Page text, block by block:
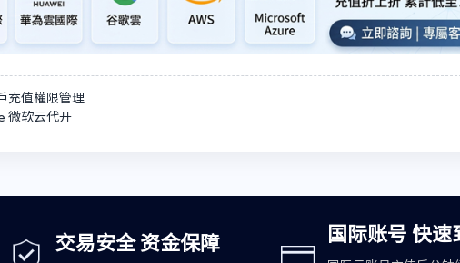
充值權限管理
微软云代开
交易安全 资金保障 国际账号 快速